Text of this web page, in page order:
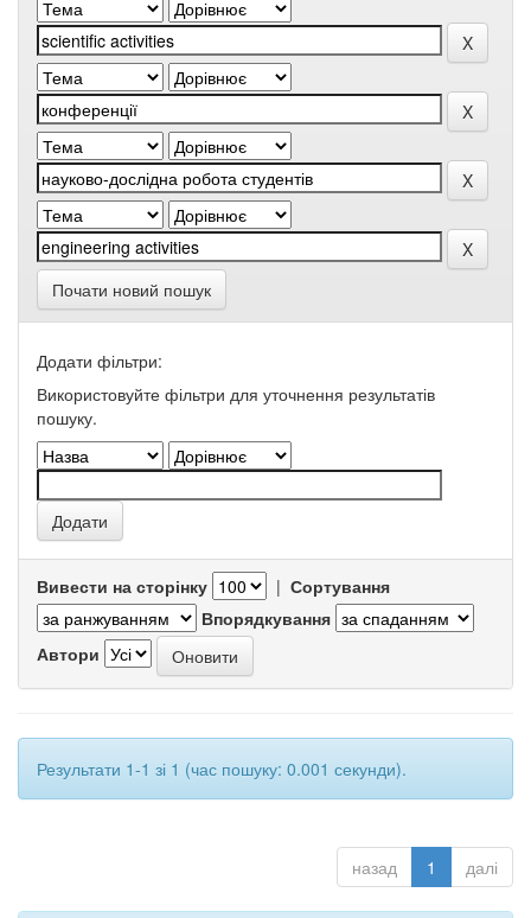
Почати новий пошук
Додати фільтри:
Використовуйте фільтри для уточнення результатів
пошуку.
Вивести на сторінку | Сортування
Впорядкування
Автори
Результати 1-1 зі 1 (час пошуку: 0.001 секунди).
назад 1 далі